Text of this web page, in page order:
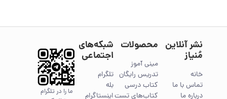
نشر آنلاین
مُنیاز
خانه
تماس با ما
درباره ما
محصولات
مینی آموز
تدریس رایگان
کتاب درسی
کتاب‌های تست
شبکه‌های
اجتماعی
تلگرام
بله
اینستاگرام
ما را در تلگرام